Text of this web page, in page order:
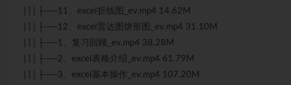
| | | ├──11、excel折线图_ev.mp4 14.62M
| | | ├──12、excel雷达图饼形图_ev.mp4 31.10M
| | | ├──1、复习回顾_ev.mp4 38.28M
| | | ├──2、excel表格介绍_ev.mp4 61.79M
| | | ├──3、excel基本操作_ev.mp4 107.20M